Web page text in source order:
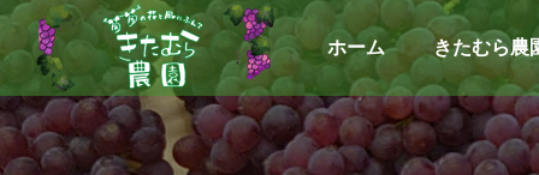
ホーム きたむら農